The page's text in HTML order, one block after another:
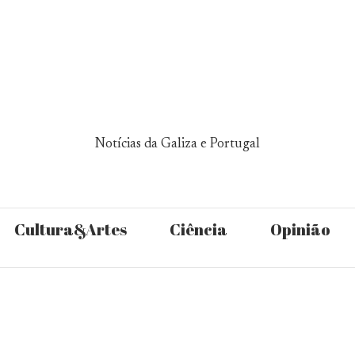
Notícias da Galiza e Portugal
Cultura&Artes Ciência Opinião